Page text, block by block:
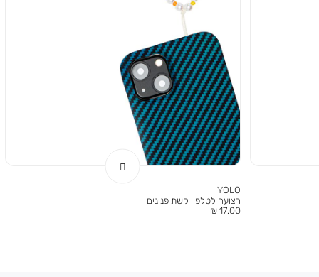
YOLO
רצועה לטלפון קשת פנינים
מחיר
17.00 ₪